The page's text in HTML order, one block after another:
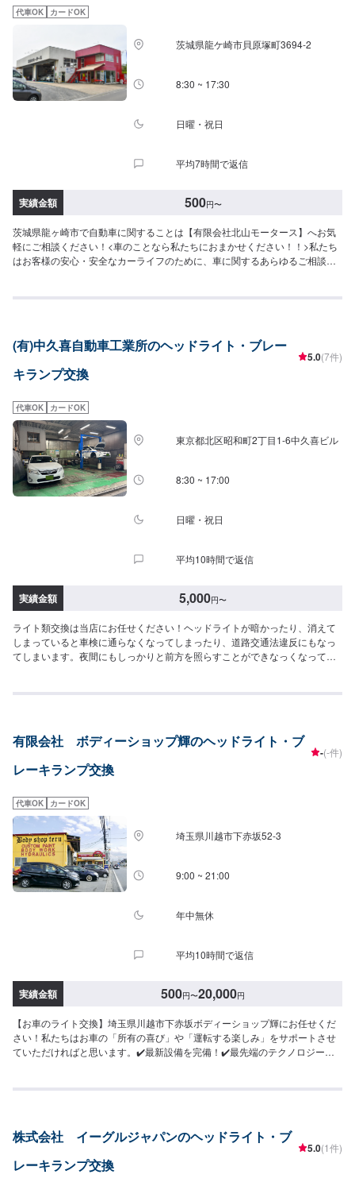
のニーズや条件に確実に応えることにこだわります。【1】オファーにてお問
い合わせ【2】お見積り【3】お見積りにご納得いただければ作業開始【4】
仕上がり次第納車-----納期について-----納期は通常1日～2日程度で納車となり
ます。(要相談)納期は前後する場合がございます。予めご了承ください。-----
ご来店時の注意、受付方法-----入庫の際はお気をつけてお越しください。駐車
スペースは事務所前の空いているスペースに駐車してください。受付はスタ
ッフへ「メンテモで予約しました」とお伝えください。ご案内いたします。
代車OK カードOK
茨城県龍ケ崎市貝原塚町3694-2
8:30 ~ 17:30
日曜・祝日
平均7時間で返信
実績金額 500円〜
茨城県龍ヶ崎市で自動車に関することは【有限会社北山モータース】へお気
軽にご相談ください！<車のことなら私たちにおまかせください！！>私たち
はお客様の安心・安全なカーライフのために、車に関するあらゆるご相談に
ンス、修理、保険相談まであらゆるご要望にお応えします。これからも信頼
ご納得いただければ作業開始【4】仕上がり次第納車-----納期について-----納
期は通常1日～2日程度で納車となります。(要相談)納期は前後する場合がご
ざいます。予めご了承ください。-----ご来店時の注意、受付方法-----入庫の際
ースに駐車してください。受付はスタッフへ「メンテモで予約しました」と
お伝えください。ご案内いたします。【定休日・営業時間】定休日：日曜
日、祝日、第二土曜日営業時間：8:30~17:30
(有)中久喜自動車工業所のヘッドライト・ブレー
キランプ交換
5.0(7件)
代車OK カードOK
東京都北区昭和町2丁目1-6中久喜ビル
8:30 ~ 17:00
日曜・祝日
平均10時間で返信
実績金額 5,000円〜
ライト類交換は当店にお任せください！ヘッドライトが暗かったり、消えて
しまっていると車検に通らなくなってしまったり、道路交通法違反にもなっ
てしまいます。夜間にもしっかりと前方を照らすことができなっくなってし
ライトバルブ交換5,000円/1箇所
有限会社 ボディーショップ輝のヘッドライト・ブ
レーキランプ交換
-(-件)
代車OK カードOK
埼玉県川越市下赤坂52‐3
9:00 ~ 21:00
年中無休
平均10時間で返信
実績金額 500円〜20,000円
【お車のライト交換】埼玉県川越市下赤坂ボディーショップ輝にお任せくだ
さい！私たちはお車の「所有の喜び」や「運転する楽しみ」をサポートさせ
ていただければと思います。✔️最新設備を完備！✔️最先端のテクノロジー搭
いております。【1】オファーにてお問い合わせ【2】お見積り【3】お見積
にて、車種情報と持ち込みパーツの詳細をお送りください。店頭でのパーツ
のご購入をご希望の方も車種情報と購入希望の旨をオファー備考欄に誤入力
ください。<代車について>代車をご用意しています。お車の作業中は代車を
株式会社 イーグルジャパンのヘッドライト・ブ
レーキランプ交換
5.0(1件)